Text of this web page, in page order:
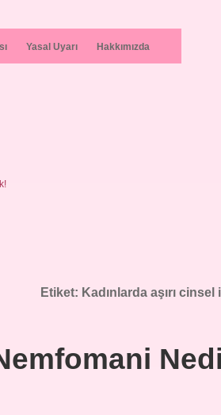
Yasal Uyarı Hakkımızda
Etiket: Kadınlarda aşırı